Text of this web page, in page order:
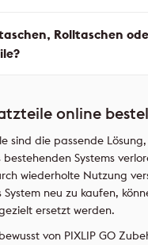
Rolltaschen
online
sind die passende
bestehenden Systems
wiederholte Nutzung
neu zu kaufen,
ersetzt werden.
von PIXLIP GO